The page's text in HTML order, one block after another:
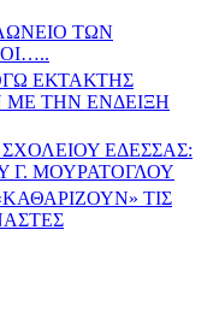
ΤΩΝ
ΕΚΤΑΚΤΗΣ
ΜΕ ΤΗΝ ΕΝΔΕΙΞΗ
ΕΔΕΣΣΑΣ:
Γ. ΜΟΥΡΑΤΟΓΛΟΥ
ΤΙΣ